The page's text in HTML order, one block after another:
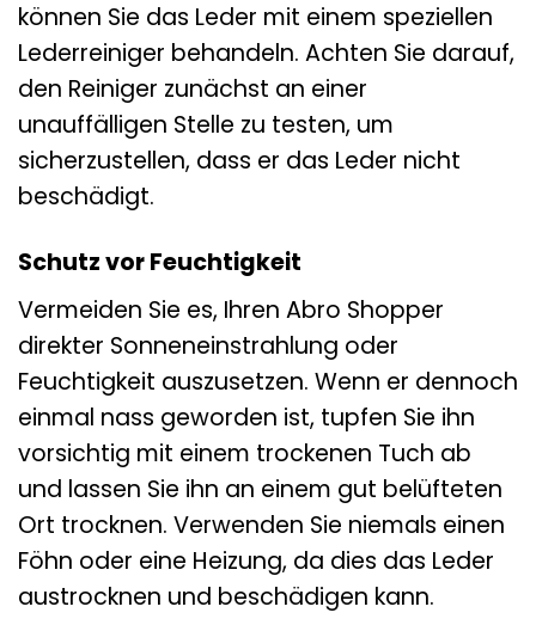
können Sie das Leder mit einem speziellen
Lederreiniger behandeln. Achten Sie darauf,
den Reiniger zunächst an einer
unauffälligen Stelle zu testen, um
sicherzustellen, dass er das Leder nicht
beschädigt.
Schutz vor Feuchtigkeit
Vermeiden Sie es, Ihren Abro Shopper
direkter Sonneneinstrahlung oder
Feuchtigkeit auszusetzen. Wenn er dennoch
einmal nass geworden ist, tupfen Sie ihn
vorsichtig mit einem trockenen Tuch ab
und lassen Sie ihn an einem gut belüfteten
Ort trocknen. Verwenden Sie niemals einen
Föhn oder eine Heizung, da dies das Leder
austrocknen und beschädigen kann.